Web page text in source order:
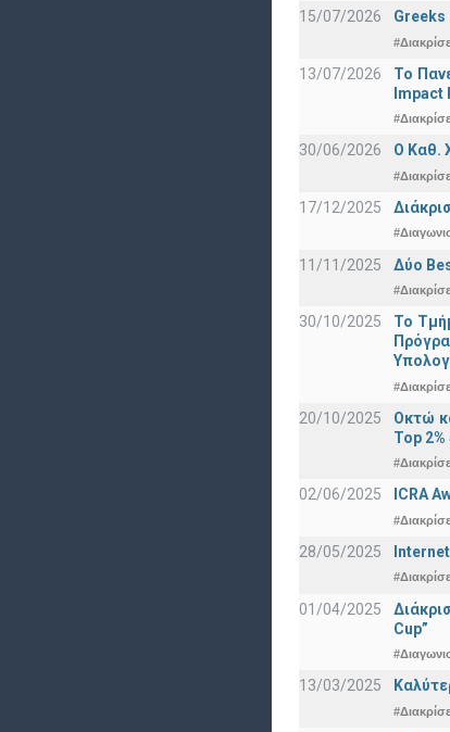
15/07/2026 Greeks
13/07/2026
Το
Impact
30/06/2026 Ο Καθ.
17/12/2025
11/11/2025 Δύο
30/10/2025
Το
20/10/2025
Οκτώ
Top
02/06/2025 ICRA
28/05/2025
01/04/2025
Cup”
13/03/2025